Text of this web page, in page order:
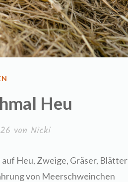
Heu
von Nicki
Heu, Zweige, Gräser, Blätter
von Meerschweinchen